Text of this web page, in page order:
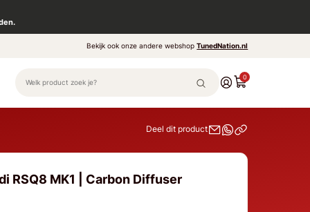
Bekijk ook onze andere webshopTunedNation.nl
0
Deel dit product
RSQ8 MK1 | Carbon Diffuser